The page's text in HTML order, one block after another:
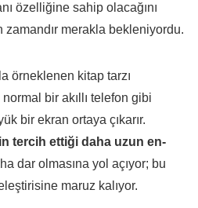
özelliğine sahip olacağını
merakla bekleniyordu.
örneklenen kitap tarzı
bir akıllı telefon gibi
bir ekran ortaya çıkarır.
tercih ettiği daha uzun en-
dar olmasına yol açıyor; bu
maruz kalıyor.